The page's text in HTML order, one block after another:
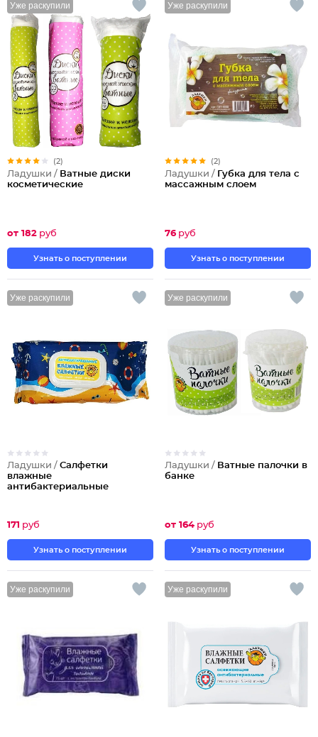
Уже раскупили
(2)
Ладушки / Ватные диски
косметические
от 182 руб
Узнать о поступлении
Уже раскупили
(2)
Ладушки / Губка для тела с
массажным слоем
76 руб
Узнать о поступлении
Уже раскупили
Ладушки / Салфетки
влажные
антибактериальные
171 руб
Узнать о поступлении
Уже раскупили
Ладушки / Ватные палочки в
банке
от 164 руб
Узнать о поступлении
Уже раскупили Уже раскупили